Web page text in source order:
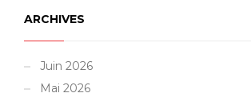
ARCHIVES
Juin 2026
Mai 2026